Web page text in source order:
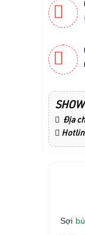
Địa
Sợi